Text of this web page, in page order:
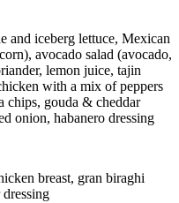
iceberg lettuce, Mexican
avocado salad (avocado,
lemon juice, tajin
with a mix of peppers
chips, gouda & cheddar
onion, habanero dressing
breast, gran biraghi
dressing